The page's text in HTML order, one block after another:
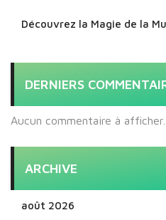
Découvrez la Magie de la
DERNIERS
Aucun commentaire à afficher.
ARCHIVE
août 2026